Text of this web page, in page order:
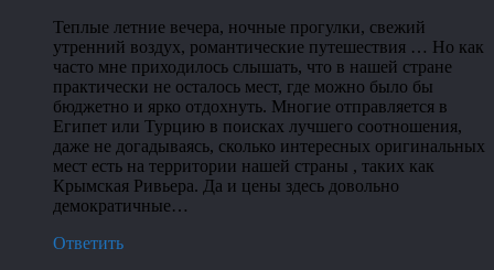
Теплые летние вечера, ночные прогулки, свежий
утренний воздух, романтические путешествия … Но как
часто мне приходилось слышать, что в нашей стране
практически не осталось мест, где можно было бы
бюджетно и ярко отдохнуть. Многие отправляется в
Египет или Турцию в поисках лучшего соотношения,
даже не догадываясь, сколько интересных оригинальных
мест есть на территории нашей страны , таких как
Крымская Ривьера. Да и цены здесь довольно
демократичные…
Ответить